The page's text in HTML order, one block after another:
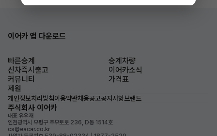
이어카 앱 다운로드
빠른승계
승계차량
신차즉시출고
이어카소식
커뮤니티
가격표
제원
개인정보처리방침이용약관채용공고공지사항브랜드
주식회사 이어카
대표 유우재
인천광역시 부평구 주부토로 236, D동 1514호
cs@eacar.co.kr